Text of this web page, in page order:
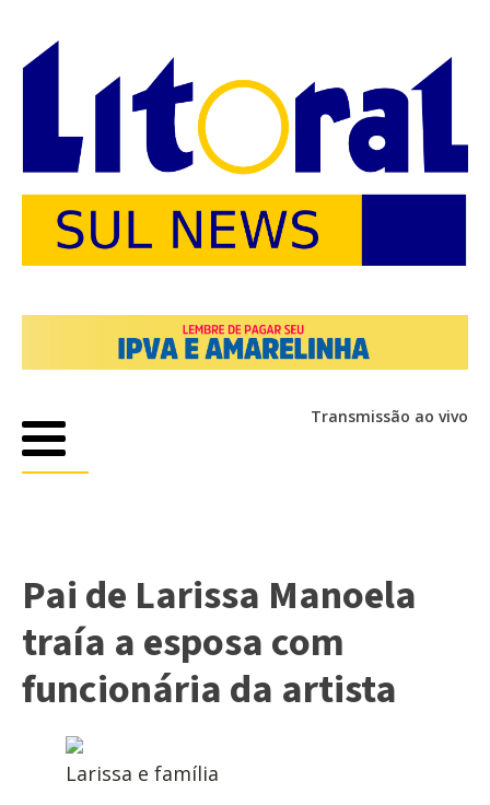
Transmissão ao vivo
Pai de Larissa Manoela
traía a esposa com
funcionária da artista
Larissa e família